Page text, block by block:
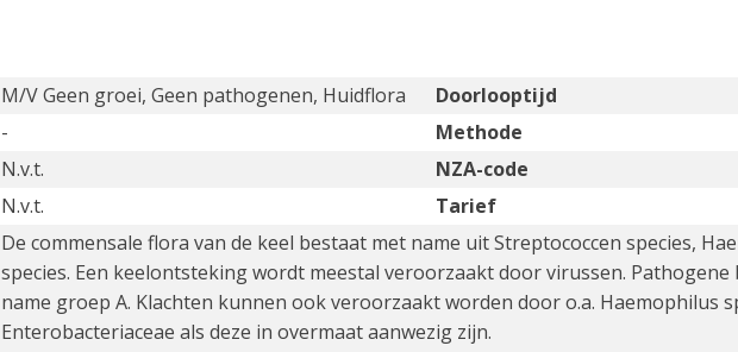
M/V Geen groei, Geen pathogenen, Huidflora Doorlooptijd
- Methode
N.v.t. NZA-code
N.v.t. Tarief
De commensale flora van de keel bestaat met name uit Streptococcen species,
species. Een keelontsteking wordt meestal veroorzaakt door virussen.
name groep A. Klachten kunnen ook veroorzaakt worden door o.a. Haemophilus
Enterobacteriaceae als deze in overmaat aanwezig zijn.